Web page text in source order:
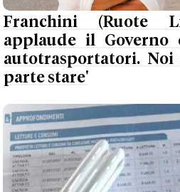
Franchini (Ruote
applaude il
autotrasportatori. Noi
parte stare'